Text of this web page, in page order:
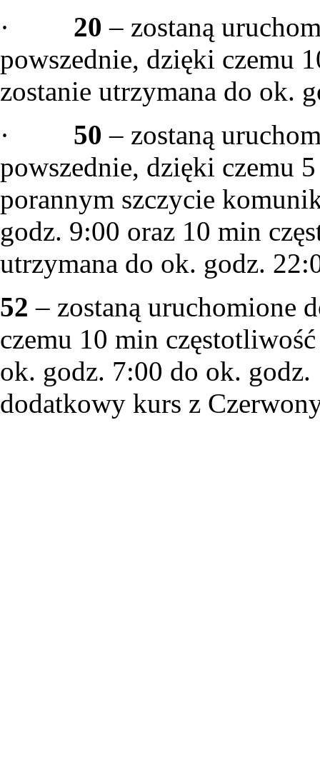
· 20 – zostaną
powszednie, dzięki czemu
zostanie utrzymana do ok.
· 50 – zostaną
powszednie, dzięki czemu
porannym szczycie
godz. 9:00 oraz 10 min
utrzymana do ok. godz.
52 – zostaną uruchomione
czemu 10 min
ok. godz. 7:00 do ok.
dodatkowy kurs z